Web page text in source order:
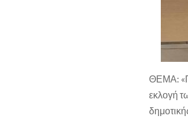
ΘΕΜΑ:
εκλογή